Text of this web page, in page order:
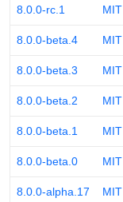
8.0.0-rc.1 MIT
8.0.0-beta.4 MIT
8.0.0-beta.3 MIT
8.0.0-beta.2 MIT
8.0.0-beta.1 MIT
8.0.0-beta.0 MIT
8.0.0-alpha.17 MIT